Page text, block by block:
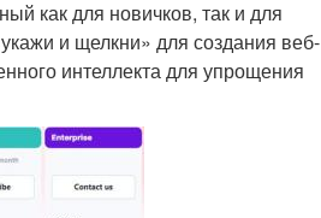
как для новичков, так и для
и щелкни» для создания веб-
интеллекта для упрощения